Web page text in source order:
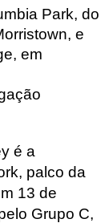
Park, do
, e
em
é a
palco da
13 de
Grupo C,